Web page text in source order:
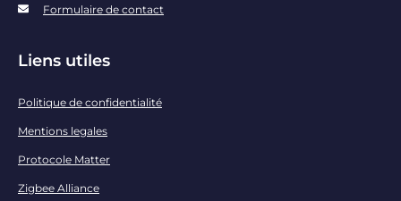
Formulaire de contact
Liens utiles
Politique de confidentialité
Mentions legales
Protocole Matter
Zigbee Alliance